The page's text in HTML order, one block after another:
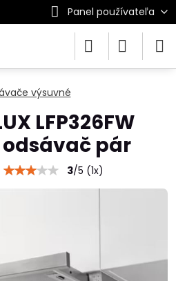
Panel používateľa
výsuvné
LFP326FW
pár
3/5 (1x)